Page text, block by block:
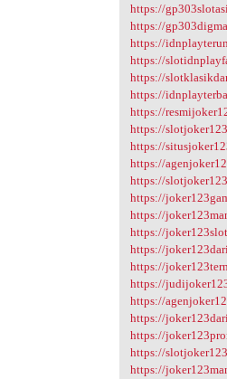
https://
https://
https://
https://
https://
https://
https://
https://
https://
https://
https://
https://
https://
https://
https://
https://
https://
https://
https://
https://
https://
https://